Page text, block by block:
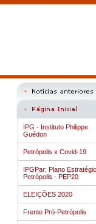
IPG - Instituto Philippe
Guédon
Petrópolis x Covid-19
IPGPar: Plano
Petrópolis - PEP20
ELEIÇÕES 2020
Frente Pró-Petrópolis